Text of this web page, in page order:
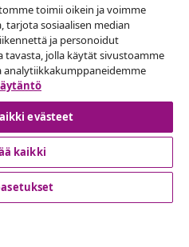
tilaus
toimii oikein ja voimme
tarjota sosiaalisen median
ja personoidut
tavasta, jolla käytät sivustoamme
analytiikkakumppaneidemme
evästeet
kaikki